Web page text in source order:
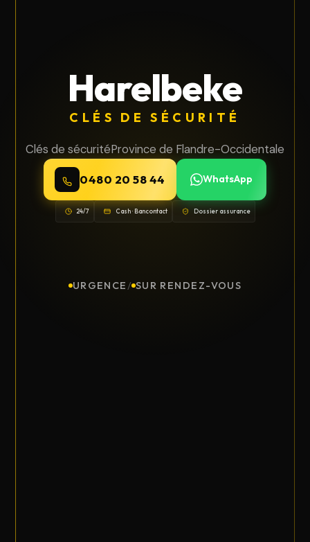
Harelbeke
CLÉS DE SÉCURITÉ
Clés de sécuritéProvince de Flandre-Occidentale
0480 20 58 44 WhatsApp
24/7 Cash · Bancontact Dossier assurance
URGENCE / SUR RENDEZ-VOUS